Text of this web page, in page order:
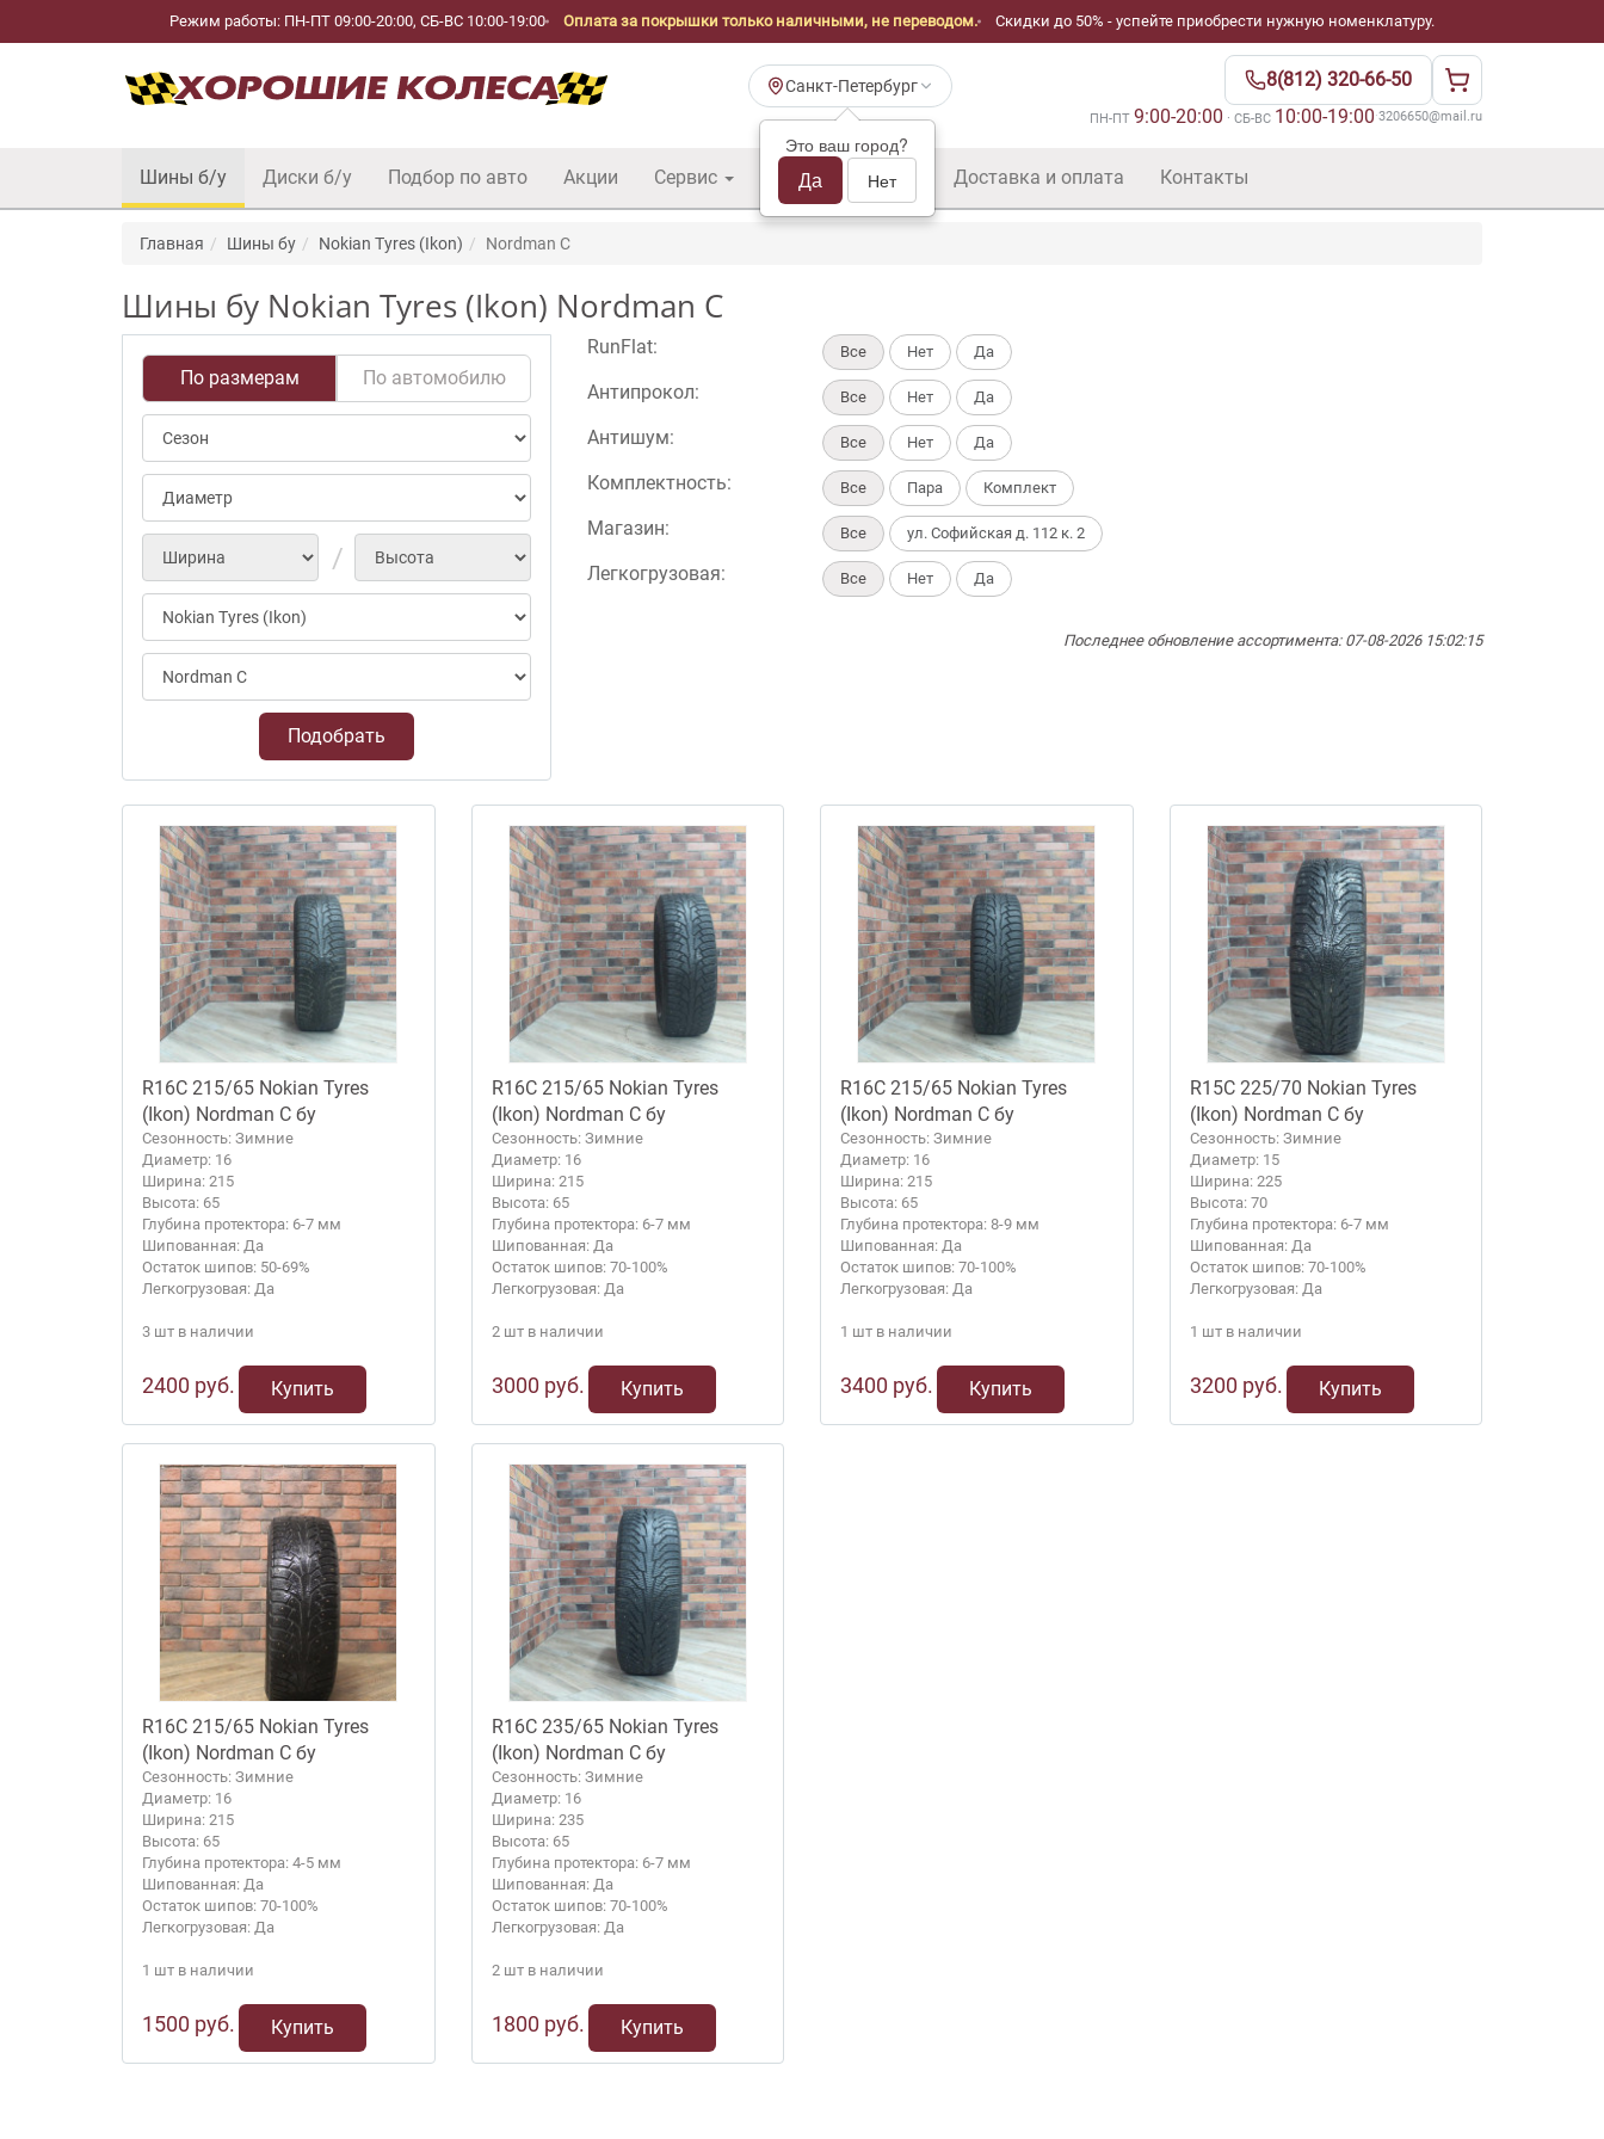
Режим работы: ПН-ПТ 09:00-20:00, СБ-ВС 10:00-19:00 Оплата за покрышки только наличными, не переводом. Скидки до 50% - успейте приобрести нужную номенклатуру.
Санкт-Петербург
Это ваш город?
Да Нет
8(812) 320-66-50
ПН-ПТ 9:00-20:00 · СБ-ВС 10:00-19:00·3206650@mail.ru
Шины б/у Диски б/у Подбор по авто Акции Сервис Шины б/у оптом Доставка и оплата Контакты
Главная Шины бу Nokian Tyres (Ikon) Nordman C
Шины бу Nokian Tyres (Ikon) Nordman C
По размерам По автомобилю
Подобрать
RunFlat: Все Нет Да
Антипрокол: Все Нет Да
Антишум: Все Нет Да
Комплектность: Все Пара Комплект
Магазин: Все ул. Софийская д. 112 к. 2
Легкогрузовая: Все Нет Да
Последнее обновление ассортимента: 07-08-2026 15:02:15
R16C 215/65 Nokian Tyres
(Ikon) Nordman C бу
Сезонность: Зимние
Диаметр: 16
Ширина: 215
Высота: 65
Глубина протектора: 6-7 мм
Шипованная: Да
Остаток шипов: 50-69%
Легкогрузовая: Да
3 шт в наличии
2400 руб. Купить
R16C 215/65 Nokian Tyres
(Ikon) Nordman C бу
Сезонность: Зимние
Диаметр: 16
Ширина: 215
Высота: 65
Глубина протектора: 6-7 мм
Шипованная: Да
Остаток шипов: 70-100%
Легкогрузовая: Да
2 шт в наличии
3000 руб. Купить
R16C 215/65 Nokian Tyres
(Ikon) Nordman C бу
Сезонность: Зимние
Диаметр: 16
Ширина: 215
Высота: 65
Глубина протектора: 8-9 мм
Шипованная: Да
Остаток шипов: 70-100%
Легкогрузовая: Да
1 шт в наличии
3400 руб. Купить
R15C 225/70 Nokian Tyres
(Ikon) Nordman C бу
Сезонность: Зимние
Диаметр: 15
Ширина: 225
Высота: 70
Глубина протектора: 6-7 мм
Шипованная: Да
Остаток шипов: 70-100%
Легкогрузовая: Да
1 шт в наличии
3200 руб. Купить
R16C 215/65 Nokian Tyres
(Ikon) Nordman C бу
Сезонность: Зимние
Диаметр: 16
Ширина: 215
Высота: 65
Глубина протектора: 4-5 мм
Шипованная: Да
Остаток шипов: 70-100%
Легкогрузовая: Да
1 шт в наличии
1500 руб. Купить
R16C 235/65 Nokian Tyres
(Ikon) Nordman C бу
Сезонность: Зимние
Диаметр: 16
Ширина: 235
Высота: 65
Глубина протектора: 6-7 мм
Шипованная: Да
Остаток шипов: 70-100%
Легкогрузовая: Да
2 шт в наличии
1800 руб. Купить